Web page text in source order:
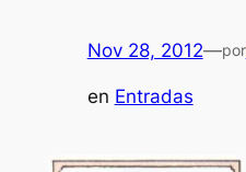
Nov 28, 2012—por
en Entradas